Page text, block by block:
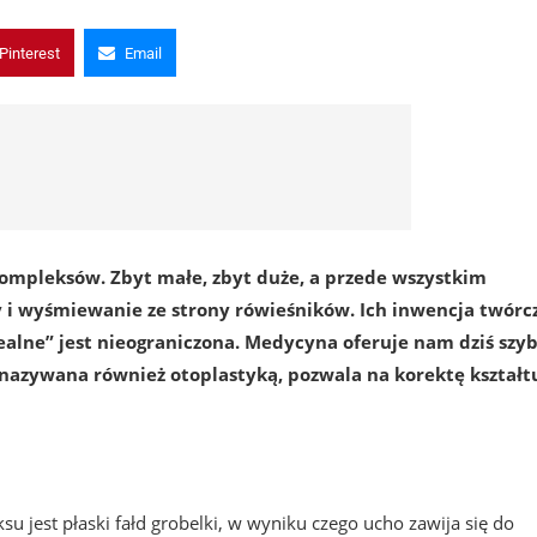
Pinterest Email
Zbyt małe, zbyt duże, a przede wszystkim
i wyśmiewanie ze strony rówieśników. Ich inwencja
jest nieograniczona. Medycyna oferuje nam dziś
również otoplastyką, pozwala na korektę
jest płaski fałd grobelki, w wyniku czego ucho zawija się do